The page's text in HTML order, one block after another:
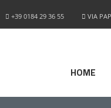
VIA
+39 0184 29 36 55
HOME